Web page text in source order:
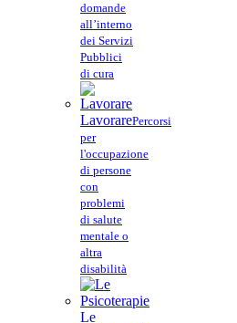
domande
all’interno
dei Servizi
Pubblici
di cura
LavorarePercorsi
per
l'occupazione
di persone
con
problemi
di salute
mentale o
altra
disabilità
Le